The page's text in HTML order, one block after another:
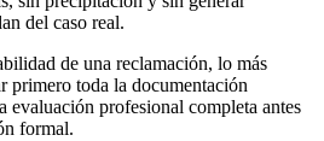
del caso real.
de una reclamación, lo más
primero toda la documentación
evaluación profesional completa antes
formal.